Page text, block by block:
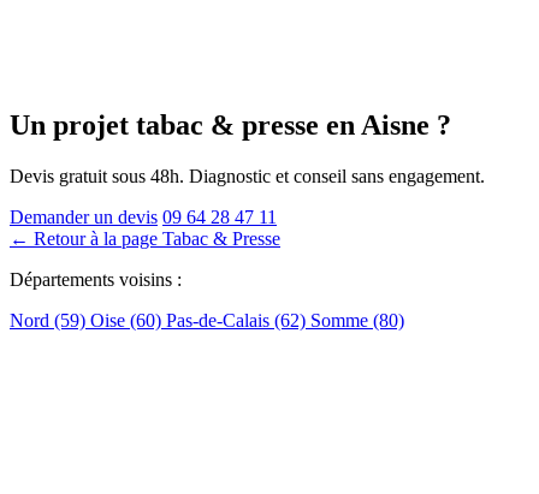
Un projet tabac & presse en Aisne ?
Devis gratuit sous 48h. Diagnostic et conseil sans engagement.
Demander un devis 09 64 28 47 11
← Retour à la page Tabac & Presse
Départements voisins :
Nord (59) Oise (60) Pas-de-Calais (62) Somme (80)